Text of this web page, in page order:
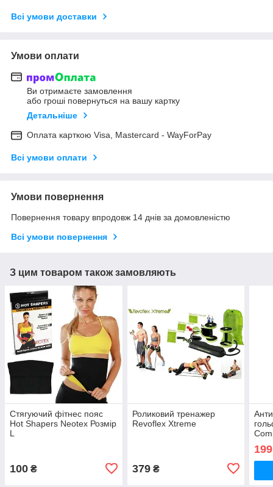
Всі умови доставки
Умови оплати
Ви отримаєте замовлення
або гроші повернуться на вашу картку
Детальніше
Оплата карткою Visa, Mastercard - WayForPay
Всі умови оплати
Умови повернення
Повернення товару впродовж 14 днів за домовленістю
Всі умови повернення
З цим товаром також замовляють
Стягуючий фітнес пояс
Hot Shapers Neotex Розмір
L
100 ₴
Роликовий тренажер
Revoflex Xtreme
379₴
199